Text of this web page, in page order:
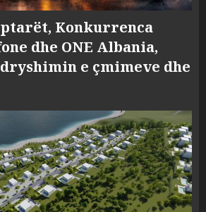
Konkurrenca
dhe ONE Albania,
e çmimeve dhe